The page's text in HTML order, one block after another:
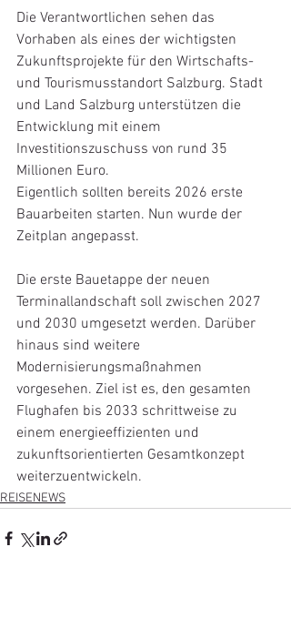
Die Verantwortlichen sehen das
Vorhaben als eines der wichtigsten
Zukunftsprojekte für den Wirtschafts-
und Tourismusstandort Salzburg. Stadt
und Land Salzburg unterstützen die
Entwicklung mit einem
Investitionszuschuss von rund 35
Millionen Euro.
Eigentlich sollten bereits 2026 erste
Bauarbeiten starten. Nun wurde der
Zeitplan angepasst.
Die erste Bauetappe der neuen
Terminallandschaft soll zwischen 2027
und 2030 umgesetzt werden. Darüber
hinaus sind weitere
Modernisierungsmaßnahmen
vorgesehen. Ziel ist es, den gesamten
Flughafen bis 2033 schrittweise zu
einem energieeffizienten und
zukunftsorientierten Gesamtkonzept
weiterzuentwickeln.
REISENEWS